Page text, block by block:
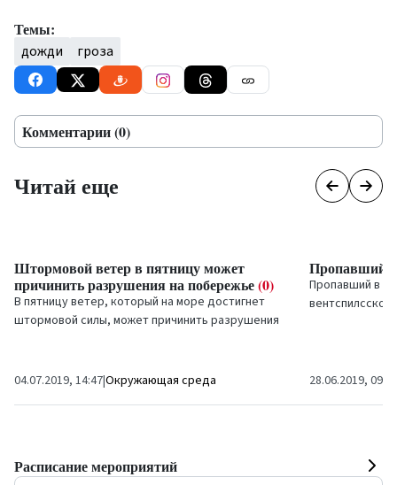
Темы:
дожди гроза
Комментарии (0)
Читай еще
Штормовой ветер в пятницу может
причинить разрушения на побережье(0)
В пятницу ветер, который на море достигнет
штормовой силы, может причинить разрушения
04.07.2019, 14:47|Окружающая среда
Пропавший
Пропавший в
28.06.2019, 09:32
Расписание мероприятий